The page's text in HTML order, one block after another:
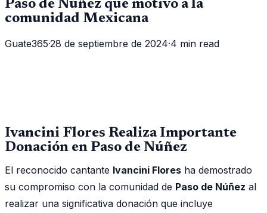
Paso de Núñez que motivo a la
comunidad Mexicana
Guate365·28 de septiembre de 2024·4 min read
Ivancini Flores Realiza Importante
Donación en Paso de Núñez
El reconocido cantante Ivancini Flores ha demostrado
su compromiso con la comunidad de Paso de Núñez al
realizar una significativa donación que incluye